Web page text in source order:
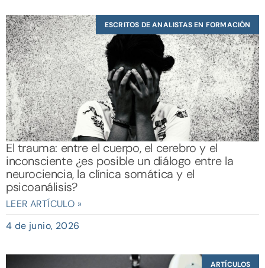
ESCRITOS DE ANALISTAS EN FORMACIÓN
El trauma: entre el cuerpo, el cerebro y el
inconsciente ¿es posible un diálogo entre la
neurociencia, la clínica somática y el
psicoanálisis?
LEER ARTÍCULO »
4 de junio, 2026
ARTÍCULOS